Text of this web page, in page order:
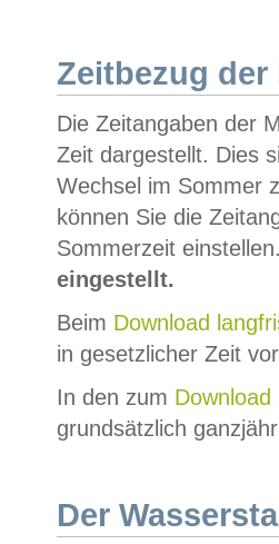
Zeitbezug der
Die Zeitangaben der
Zeit dargestellt. Dies
Wechsel im Sommer
können Sie die
Sommerzeit
eingestellt.
Beim Download
in gesetzlicher Zeit
In den zum Download
grundsätzlich
Der